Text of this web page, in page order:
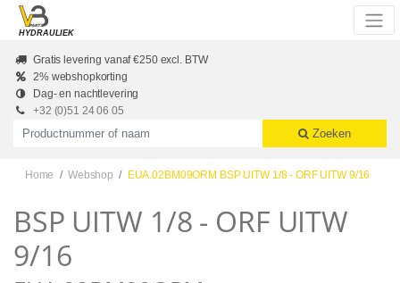
Skip to main content
HYDRAULIEK
Gratis levering vanaf €250 excl. BTW
2% webshopkorting
Dag- en nachtlevering
+32 (0)51 24 06 05
Productnummer of naam
Zoeken
Home Webshop EUA.02BM09ORM BSP UITW 1/8 - ORF UITW 9/16
BSP UITW 1/8 - ORF UITW
9/16